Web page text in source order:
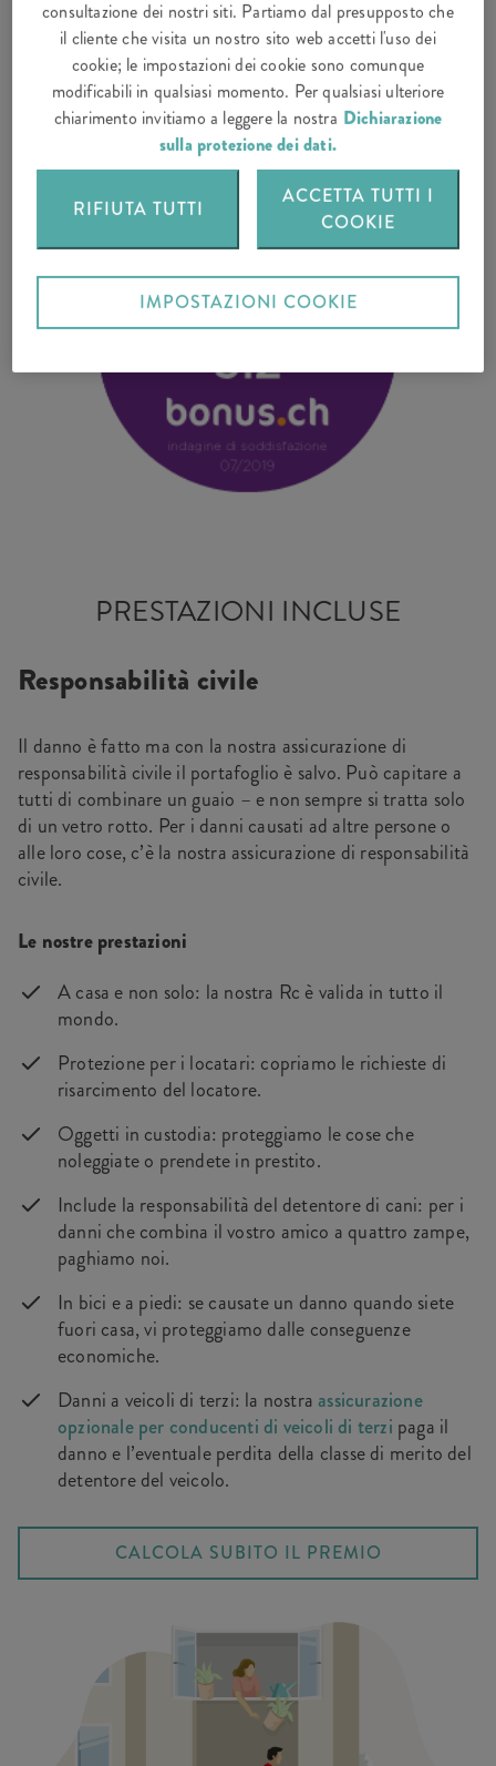
CALCOLA PREMIO ECONOMIA
DOMESTICA
PRESTAZIONI INCLUSE
Responsabilità civile
Il danno è fatto ma con la nostra assicurazione di
responsabilità civile il portafoglio è salvo. Può capitare a
tutti di combinare un guaio – e non sempre si tratta solo
di un vetro rotto. Per i danni causati ad altre persone o
alle loro cose, c’è la nostra assicurazione di responsabilità
civile.
Le nostre prestazioni
A casa e non solo: la nostra Rc è valida in tutto il
mondo.
Protezione per i locatari: copriamo le richieste di
risarcimento del locatore.
Oggetti in custodia: proteggiamo le cose che
noleggiate o prendete in prestito.
Include la responsabilità del detentore di cani: per i
danni che combina il vostro amico a quattro zampe,
paghiamo noi.
In bici e a piedi: se causate un danno quando siete
fuori casa, vi proteggiamo dalle conseguenze
economiche.
Danni a veicoli di terzi: la nostraassicurazione
opzionale per conducenti di veicoli di terzi paga il
danno e l’eventuale perdita della classe di merito del
detentore del veicolo.
CALCOLA SUBITO IL PREMIO
consultazione dei nostri siti. Partiamo dal presupposto che
il cliente che visita un nostro sito web accetti l'uso dei
cookie; le impostazioni dei cookie sono comunque
modificabili in qualsiasi momento. Per qualsiasi ulteriore
chiarimento invitiamo a leggere la nostra Dichiarazione
sulla protezione dei dati.
RIFIUTA TUTTI
ACCETTA TUTTI I
COOKIE
IMPOSTAZIONI COOKIE